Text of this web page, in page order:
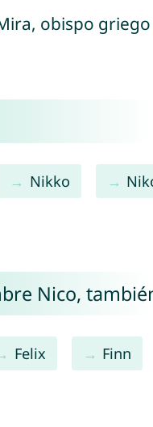
obispo
Nikko
Nico,
Felix Finn